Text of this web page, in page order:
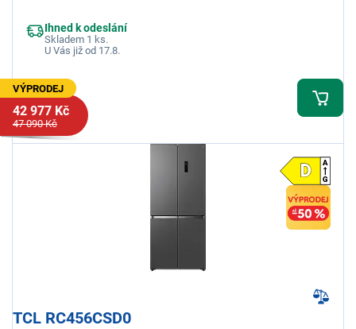
Ihned k odeslání
Skladem 1 ks.
U Vás již od 17.8.
VÝPRODEJ
42 977 Kč
47 090 Kč
TCL RC456CSD0